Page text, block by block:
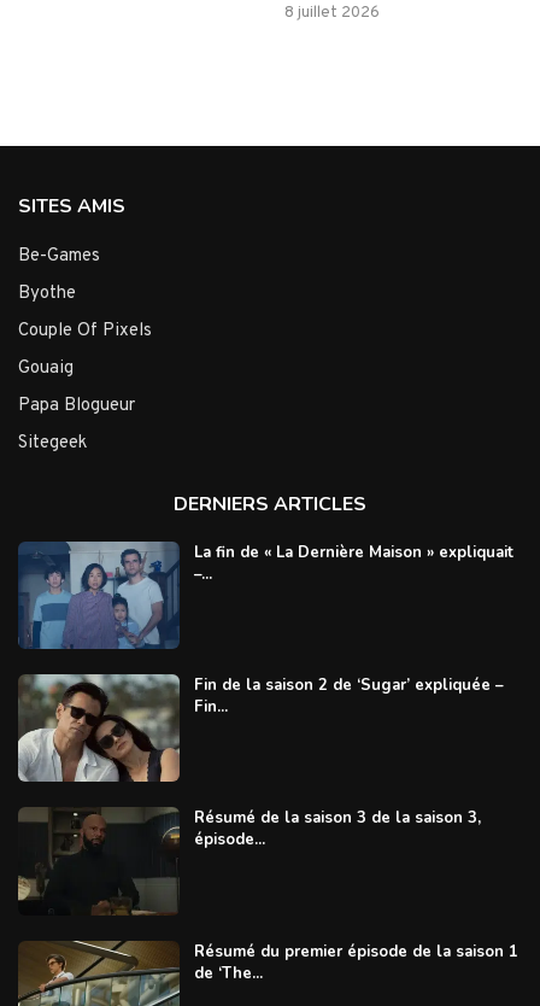
8 juillet 2026
SITES AMIS
Be-Games
Byothe
Couple Of Pixels
Gouaig
Papa Blogueur
Sitegeek
DERNIERS ARTICLES
La fin de « La Dernière Maison » expliquait
–...
Fin de la saison 2 de ‘Sugar’ expliquée –
Fin...
Résumé de la saison 3 de la saison 3,
épisode...
Résumé du premier épisode de la saison 1
de ‘The...